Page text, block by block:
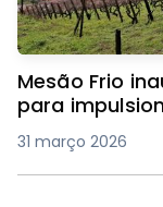
Mesão Frio
para
31 março 2026